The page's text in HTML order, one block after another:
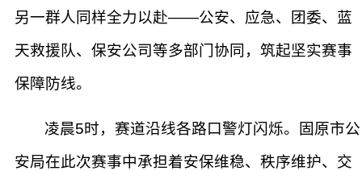
另一群人同样全力以赴——公安、应急、团委、蓝
天救援队、保安公司等多部门协同，筑起坚实赛事
保障防线。
凌晨5时，赛道沿线各路口警灯闪烁。固原市公
安局在此次赛事中承担着安保维稳、秩序维护、交